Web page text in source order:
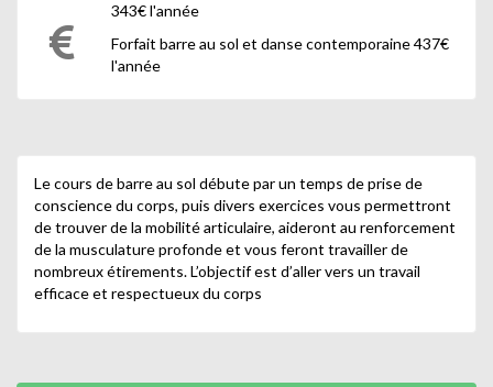
343€ l'année
Forfait barre au sol et danse contemporaine 437€
l'année
Le cours de barre au sol débute par un temps de prise de
conscience du corps, puis divers exercices vous permettront
de trouver de la mobilité articulaire, aideront au renforcement
de la musculature profonde et vous feront travailler de
nombreux étirements. L’objectif est d’aller vers un travail
efficace et respectueux du corps